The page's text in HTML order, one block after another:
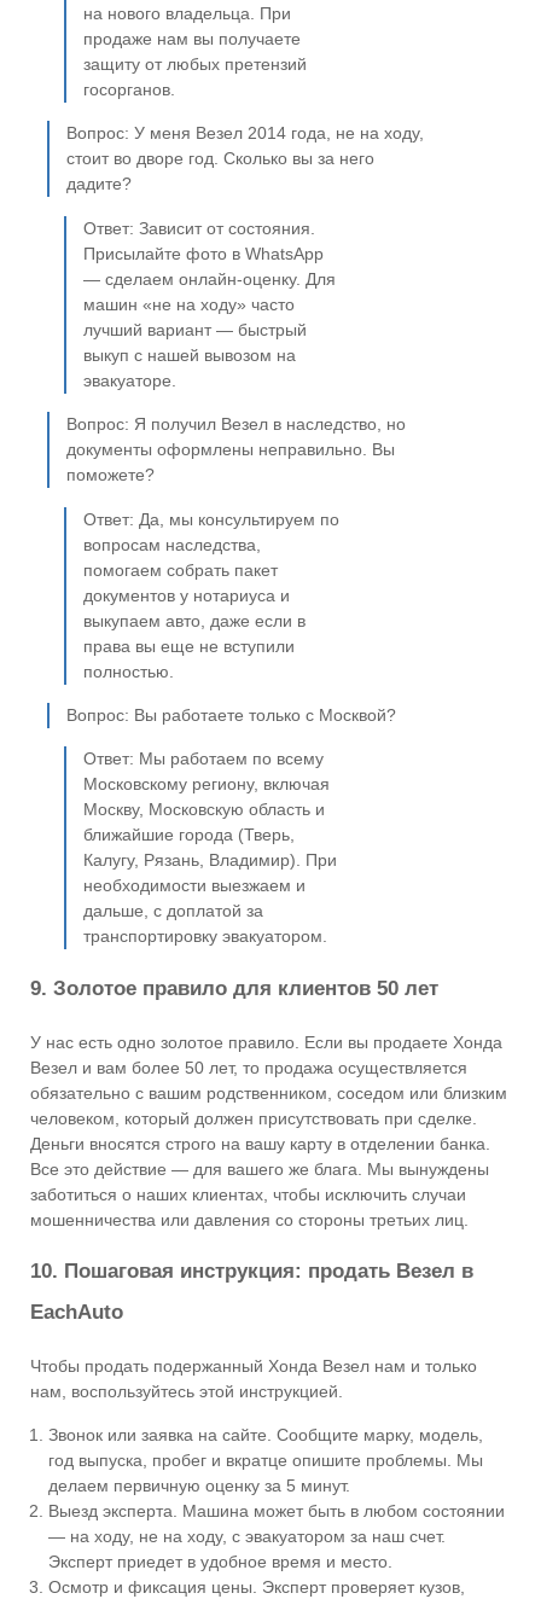
на нового владельца. При
продаже нам вы получаете
защиту от любых претензий
госорганов.
Вопрос: У меня Везел 2014 года, не на ходу,
стоит во дворе год. Сколько вы за него
дадите?
Ответ: Зависит от состояния.
Присылайте фото в WhatsApp
— сделаем онлайн-оценку. Для
машин «не на ходу» часто
лучший вариант — быстрый
выкуп с нашей вывозом на
эвакуаторе.
Вопрос: Я получил Везел в наследство, но
документы оформлены неправильно. Вы
поможете?
Ответ: Да, мы консультируем по
вопросам наследства,
помогаем собрать пакет
документов у нотариуса и
выкупаем авто, даже если в
права вы еще не вступили
полностью.
Вопрос: Вы работаете только с Москвой?
Ответ: Мы работаем по всему
Московскому региону, включая
Москву, Московскую область и
ближайшие города (Тверь,
Калугу, Рязань, Владимир). При
необходимости выезжаем и
дальше, с доплатой за
транспортировку эвакуатором.
9. Золотое правило для клиентов 50 лет
У нас есть одно золотое правило. Если вы продаете Хонда
Везел и вам более 50 лет, то продажа осуществляется
обязательно с вашим родственником, соседом или близким
человеком, который должен присутствовать при сделке.
Деньги вносятся строго на вашу карту в отделении банка.
Все это действие — для вашего же блага. Мы вынуждены
заботиться о наших клиентах, чтобы исключить случаи
мошенничества или давления со стороны третьих лиц.
10. Пошаговая инструкция: продать Везел в
EachAuto
Чтобы продать подержанный Хонда Везел нам и только
нам, воспользуйтесь этой инструкцией.
Звонок или заявка на сайте. Сообщите марку, модель,
год выпуска, пробег и вкратце опишите проблемы. Мы
делаем первичную оценку за 5 минут.
Выезд эксперта. Машина может быть в любом состоянии
— на ходу, не на ходу, с эвакуатором за наш счет.
Эксперт приедет в удобное время и место.
Осмотр и фиксация цены. Эксперт проверяет кузов,